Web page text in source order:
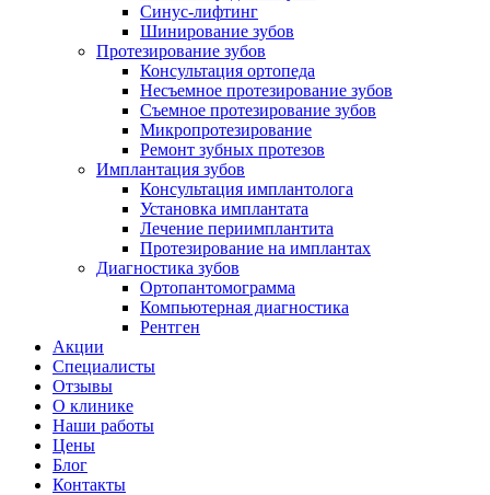
Синус-лифтинг
Шинирование зубов
Протезирование зубов
Консультация ортопеда
Несъемное протезирование зубов
Съемное протезирование зубов
Микропротезирование
Ремонт зубных протезов
Имплантация зубов
Консультация имплантолога
Установка имплантата
Лечение периимплантита
Протезирование на имплантах
Диагностика зубов
Ортопантомограмма
Компьютерная диагностика
Рентген
Акции
Специалисты
Отзывы
О клинике
Наши работы
Цены
Блог
Контакты